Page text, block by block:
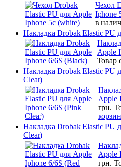
Чехол
Iphone
в
Накладка Drobak Elastic PU
Apple
Товар
Накладка Drobak Elastic PU
Clear)
Apple
грн.
Накладка Drobak Elastic PU
Clear)
Apple
грн.